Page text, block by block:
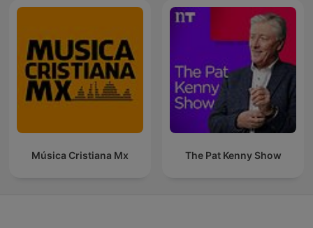
Música Cristiana Mx The Pat Kenny Show